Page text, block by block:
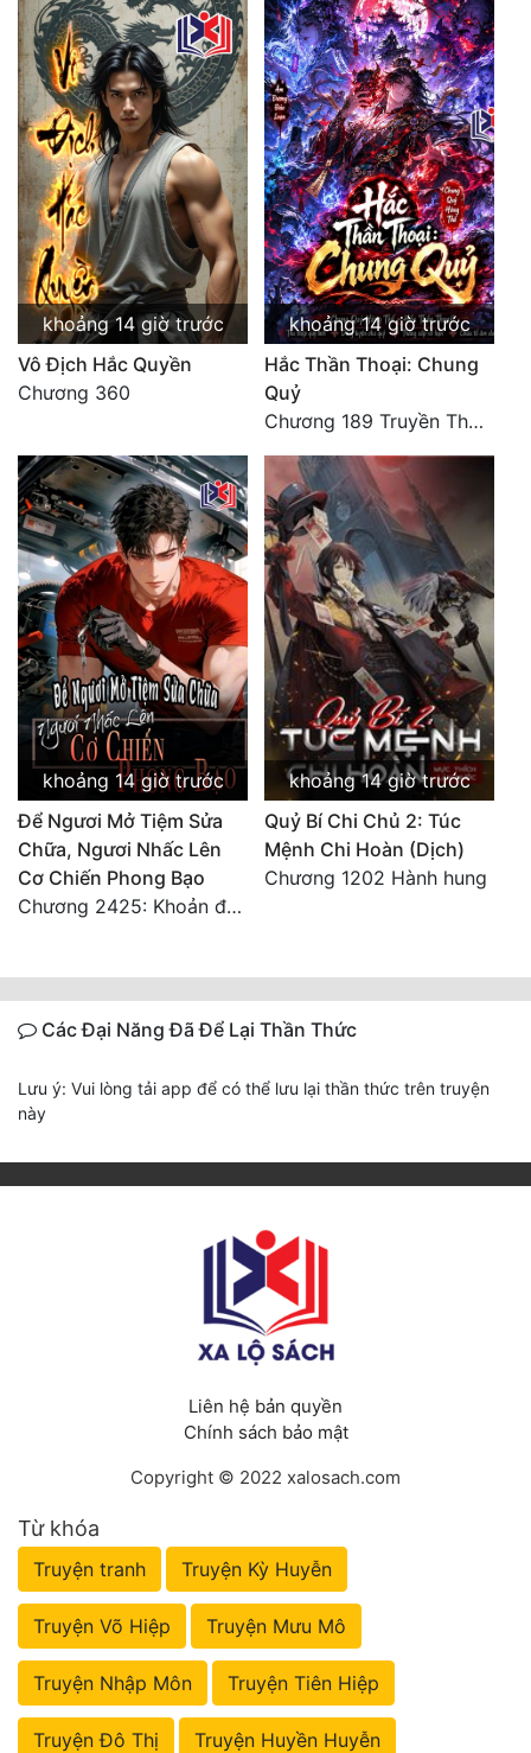
khoảng 14 giờ trước
Vô Địch Hắc Quyền
Chương 360
khoảng 14 giờ trước
Hắc Thần Thoại: Chung
Quỷ
Chương 189 Truyền Thừa Võ Gia
khoảng 14 giờ trước
Để Ngươi Mở Tiệm Sửa
Chữa, Ngươi Nhấc Lên
Cơ Chiến Phong Bạo
Chương 2425: Khoản đầu tư của Tượng Chủ!! Nỗi nghi hoặc của Tô Bạch!
khoảng 14 giờ trước
Quỷ Bí Chi Chủ 2: Túc
Mệnh Chi Hoàn (Dịch)
Chương 1202 Hành hung
Các Đại Năng Đã Để Lại Thần Thức
Lưu ý: Vui lòng tải app để có thể lưu lại thần thức trên truyện
này
Liên hệ bản quyền
Chính sách bảo mật
Copyright © 2022 xalosach.com
Từ khóa
Truyện tranh Truyện Kỳ Huyễn
Truyện Võ Hiệp Truyện Mưu Mô
Truyện Nhập Môn Truyện Tiên Hiệp
Truyện Đô Thị Truyện Huyền Huyễn